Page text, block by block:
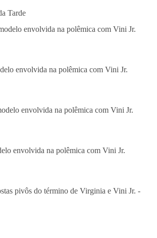
Tarde
envolvida na polêmica com Vini Jr.
envolvida na polêmica com Vini Jr.